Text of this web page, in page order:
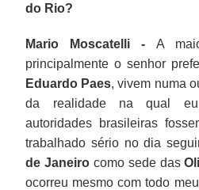
do Rio?
Mario Moscatelli - A
principalmente o senhor
Eduardo Paes, vivem numa
da realidade na qual
autoridades brasileiras
trabalhado sério no dia
de Janeiro como sede das
ocorreu mesmo com todo